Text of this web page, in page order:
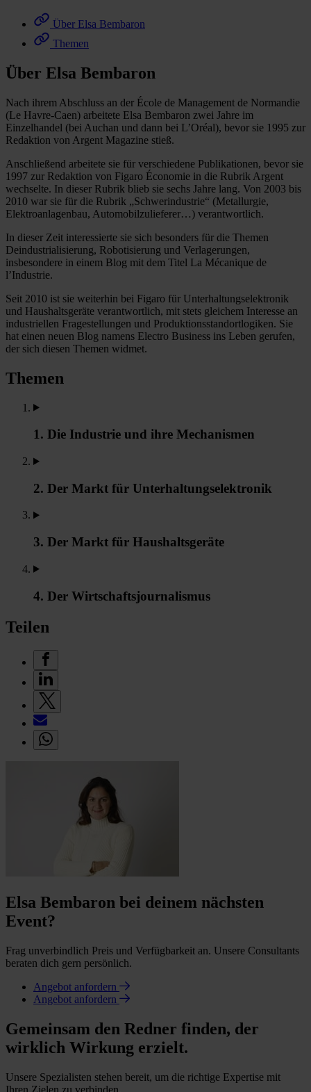
Über Elsa Bembaron
Themen
Über Elsa Bembaron
Nach ihrem Abschluss an der École de Management de Normandie
(Le Havre-Caen) arbeitete Elsa Bembaron zwei Jahre im
Einzelhandel (bei Auchan und dann bei L’Oréal), bevor sie 1995 zur
Redaktion von Argent Magazine stieß.
Anschließend arbeitete sie für verschiedene Publikationen, bevor sie
1997 zur Redaktion von Figaro Économie in die Rubrik Argent
wechselte. In dieser Rubrik blieb sie sechs Jahre lang. Von 2003 bis
2010 war sie für die Rubrik „Schwerindustrie“ (Metallurgie,
Elektroanlagenbau, Automobilzulieferer…) verantwortlich.
In dieser Zeit interessierte sie sich besonders für die Themen
Deindustrialisierung, Robotisierung und Verlagerungen,
insbesondere in einem Blog mit dem Titel La Mécanique de
l’Industrie.
Seit 2010 ist sie weiterhin bei Figaro für Unterhaltungselektronik
und Haushaltsgeräte verantwortlich, mit stets gleichem Interesse an
industriellen Fragestellungen und Produktionsstandortlogiken. Sie
hat einen neuen Blog namens Electro Business ins Leben gerufen,
der sich diesen Themen widmet.
Themen
1. Die Industrie und ihre Mechanismen
2. Der Markt für Unterhaltungselektronik
3. Der Markt für Haushaltsgeräte
4. Der Wirtschaftsjournalismus
Teilen
Elsa Bembaron bei deinem nächsten
Event?
Frag unverbindlich Preis und Verfügbarkeit an. Unsere Consultants
beraten dich gern persönlich.
Angebot anfordern
Angebot anfordern
Gemeinsam den Redner finden, der
wirklich Wirkung erzielt.
Unsere Spezialisten stehen bereit, um die richtige Expertise mit
Ihren Zielen zu verbinden.